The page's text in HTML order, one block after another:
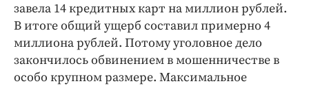
завела 14 кредитных карт на миллион рублей.
В итоге общий ущерб составил примерно 4
миллиона рублей. Потому уголовное дело
закончилось обвинением в мошенничестве в
особо крупном размере. Максимальное